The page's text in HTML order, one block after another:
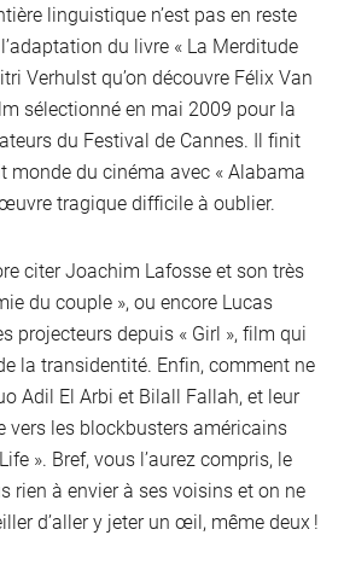
linguistique n’est pas en reste
du livre « La Merditude
Verhulst qu’on découvre Félix Van
sélectionné en mai 2009 pour la
du Festival de Cannes. Il finit
monde du cinéma avec « Alabama
tragique difficile à oublier.
citer Joachim Lafosse et son très
du couple », ou encore Lucas
projecteurs depuis « Girl », film qui
la transidentité. Enfin, comment ne
Adil El Arbi et Bilall Fallah, et leur
vers les blockbusters américains
». Bref, vous l’aurez compris, le
rien à envier à ses voisins et on ne
d’aller y jeter un œil, même deux !